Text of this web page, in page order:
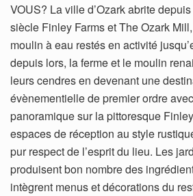
VOUS? La ville d’Ozark abrite
siècle Finley Farms et The Ozark
moulin à eau restés en activité
depuis lors, la ferme et le moulin
leurs cendres en devenant une
évènementielle de premier ordre
panoramique sur la pittoresque
espaces de réception au style
pur respect de l’esprit du lieu. Les
produisent bon nombre des
intègrent menus et décorations du